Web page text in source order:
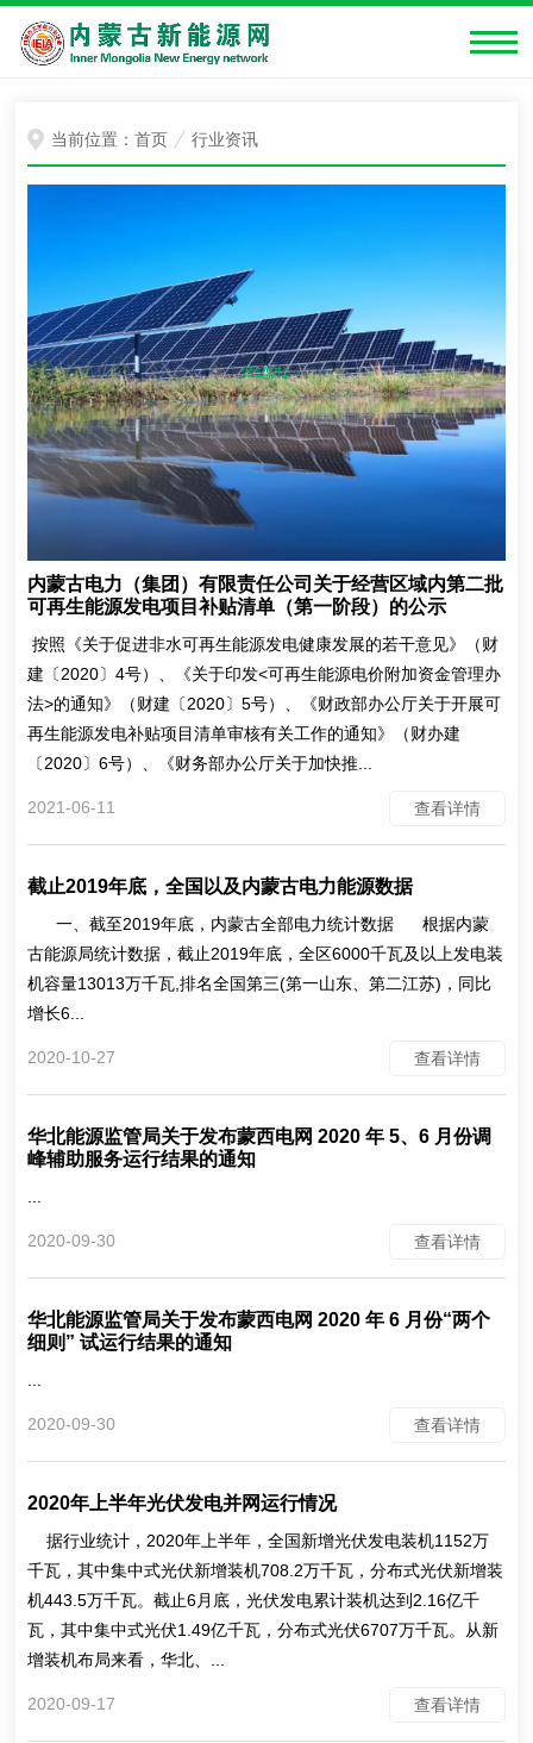
当前位置：首页 行业资讯
内蒙古电力（集团）有限责任公司关于经营区域内第二批
可再生能源发电项目补贴清单（第一阶段）的公示
按照《关于促进非水可再生能源发电健康发展的若干意见》（财
建〔2020〕4号）、《关于印发<可再生能源电价附加资金管理办
法>的通知》（财建〔2020〕5号）、《财政部办公厅关于开展可
再生能源发电补贴项目清单审核有关工作的通知》（财办建
〔2020〕6号）、《财务部办公厅关于加快推...
2021-06-11 查看详情
截止2019年底，全国以及内蒙古电力能源数据
一、截至2019年底，内蒙古全部电力统计数据 根据内蒙
古能源局统计数据，截止2019年底，全区6000千瓦及以上发电装
机容量13013万千瓦,排名全国第三(第一山东、第二江苏)，同比
增长6...
2020-10-27 查看详情
华北能源监管局关于发布蒙西电网 2020 年 5、6 月份调
峰辅助服务运行结果的通知
2020-09-30 查看详情
华北能源监管局关于发布蒙西电网 2020 年 6 月份“两个
细则” 试运行结果的通知
2020-09-30 查看详情
2020年上半年光伏发电并网运行情况
据行业统计，2020年上半年，全国新增光伏发电装机1152万
千瓦，其中集中式光伏新增装机708.2万千瓦，分布式光伏新增装
机443.5万千瓦。截止6月底，光伏发电累计装机达到2.16亿千
瓦，其中集中式光伏1.49亿千瓦，分布式光伏6707万千瓦。从新
增装机布局来看，华北、...
2020-09-17 查看详情